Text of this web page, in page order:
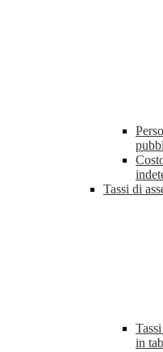
Tassi di
in